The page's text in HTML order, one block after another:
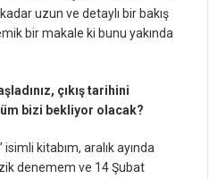
uzun ve detaylı bir bakış
bir makale ki bunu yakında
çıkış tarihini
bizi bekliyor olacak?
isimli kitabım, aralık ayında
denemem ve 14 Şubat